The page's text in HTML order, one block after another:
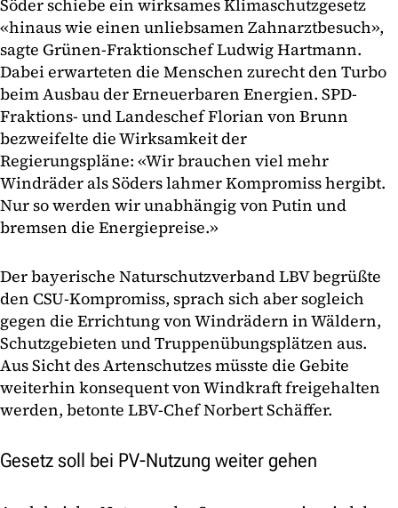
Söder schiebe ein wirksames Klimaschutzgesetz
«hinaus wie einen unliebsamen Zahnarztbesuch»,
sagte Grünen-Fraktionschef Ludwig Hartmann.
Dabei erwarteten die Menschen zurecht den Turbo
beim Ausbau der Erneuerbaren Energien. SPD-
Fraktions- und Landeschef Florian von Brunn
bezweifelte die Wirksamkeit der
Regierungspläne: «Wir brauchen viel mehr
Windräder als Söders lahmer Kompromiss hergibt.
Nur so werden wir unabhängig von Putin und
bremsen die Energiepreise.»
Der bayerische Naturschutzverband LBV begrüßte
den CSU-Kompromiss, sprach sich aber sogleich
gegen die Errichtung von Windrädern in Wäldern,
Schutzgebieten und Truppenübungsplätzen aus.
Aus Sicht des Artenschutzes müsste die Gebite
weiterhin konsequent von Windkraft freigehalten
werden, betonte LBV-Chef Norbert Schäffer.
Gesetz soll bei PV-Nutzung weiter gehen